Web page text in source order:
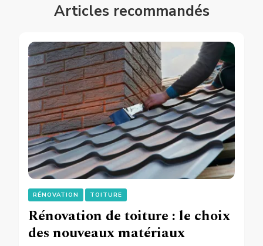
Articles recommandés
RÉNOVATION TOITURE
Rénovation de toiture : le choix
des nouveaux matériaux